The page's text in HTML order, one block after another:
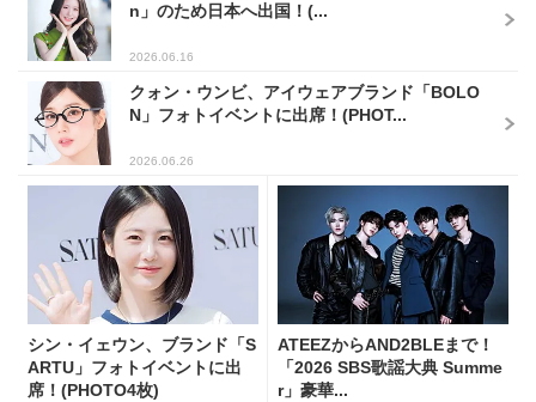
n」のため日本へ出国！(...
2026.06.16
クォン・ウンビ、アイウェアブランド「BOLO
N」フォトイベントに出席！(PHOT...
2026.06.26
シン・イェウン、ブランド「S
ARTU」フォトイベントに出
席！(PHOTO4枚)
ATEEZからAND2BLEまで！
「2026 SBS歌謡大典 Summe
r」豪華...